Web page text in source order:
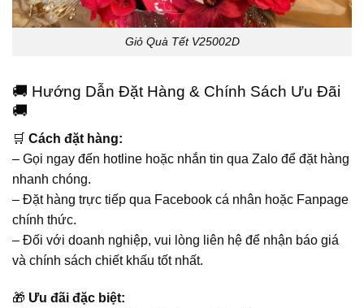
Giỏ Quà Tết V25002D
🚚 Hướng Dẫn Đặt Hàng & Chính Sách Ưu Đãi
🚚
🛒 Cách đặt hàng:
– Gọi ngay đến hotline hoặc nhắn tin qua Zalo để đặt hàng
nhanh chóng.
– Đặt hàng trực tiếp qua Facebook cá nhân hoặc Fanpage
chính thức.
– Đối với doanh nghiệp, vui lòng liên hệ để nhận báo giá
và chính sách chiết khấu tốt nhất.
🎁 Ưu đãi đặc biệt: